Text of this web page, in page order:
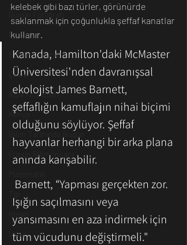
Günün Fotoğrafı
Biyoloji
Günün Düşüneni
Çevre
Kısa Kısa Bilim
Kimya
Bilim Tarihinde Bugün
Günün Bilim İnsanı
Uzay
kelebek gibi bazı türler, görünürde
saklanmak için çoğunlukla şeffaf kanatlar
kullanır.
Kanada, Hamilton'daki McMaster
Üniversitesi'nden davranışsal
ekolojist James Barnett,
şeffaflığın kamuflajın nihai biçimi
olduğunu söylüyor. Şeffaf
hayvanlar herhangi bir arka plana
anında karışabilir.
Işığın saçılmasını veya
yansımasını en aza indirmek için
tüm vücudunu değiştirmeli."